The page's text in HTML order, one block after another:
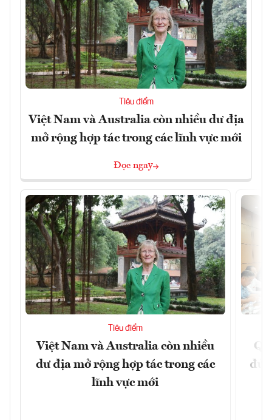
Tiêu điểm
Việt Nam và Australia còn nhiều dư địa
mở rộng hợp tác trong các lĩnh vực mới
Đọc ngay
Tiêu điểm
Việt Nam và Australia còn nhiều
dư địa mở rộng hợp tác trong các
lĩnh vực mới
đủ